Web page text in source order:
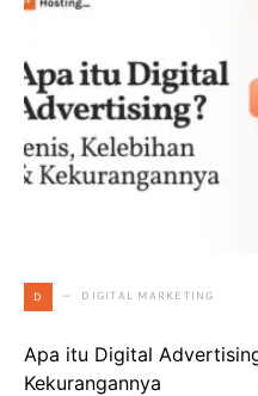
D DIGITAL MARKETING
Apa itu Digital
Kekurangannya